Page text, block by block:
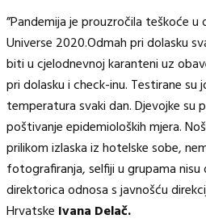
”Pandemija je prouzročila teškoće
Universe 2020.Odmah pri dolasku
biti u cjelodnevnoj karanteni uz
pri dolasku i check-inu. Testirane su
temperatura svaki dan. Djevojke
poštivanje epidemioloških mjera.
prilikom izlaska iz hotelske sobe,
fotografiranja, selfiji u grupama nisu
direktorica odnosa s javnošću
Hrvatske Ivana Delač.